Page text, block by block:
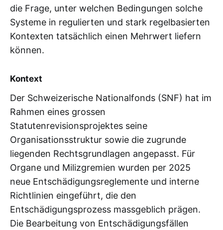
die Frage, unter welchen Bedingungen solche
Systeme in regulierten und stark regelbasierten
Kontexten tatsächlich einen Mehrwert liefern
können.
Kontext
Der Schweizerische Nationalfonds (SNF) hat im
Rahmen eines grossen
Statutenrevisionsprojektes seine
Organisationsstruktur sowie die zugrunde
liegenden Rechtsgrundlagen angepasst. Für
Organe und Milizgremien wurden per 2025
neue Entschädigungsreglemente und interne
Richtlinien eingeführt, die den
Entschädigungsprozess massgeblich prägen.
Die Bearbeitung von Entschädigungsfällen